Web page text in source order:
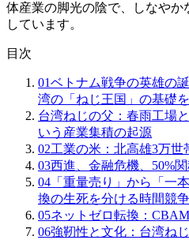
体産業の脚光の陰で、しなやか
しています。
目次
01ベトナム戦争の英雄の
湾の「ねじ王国」の基礎
台湾ねじの父：春雨工場
いう産業集積の起源
02工業の米：北高雄3万世
03西進、金融危機、50%
04 「重量売り」から「一
換の生死を分ける時間競争
05ネットゼロ転換：
06強靭性と文化：台湾ね